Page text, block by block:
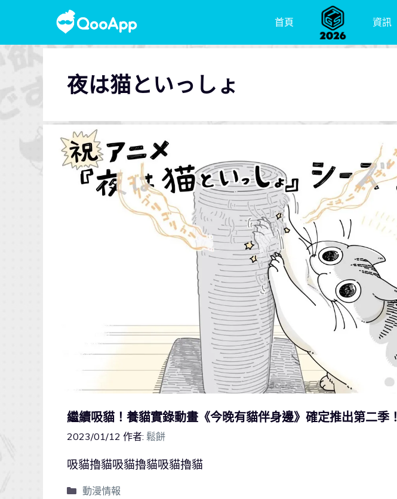
首頁 資訊
夜は猫といっしょ
繼續吸貓！養貓實錄動畫《今晚有貓伴身邊》確定推出第二季！
2023/01/12 作者: 鬆餅
吸貓擼貓吸貓擼貓吸貓擼貓
動漫情報